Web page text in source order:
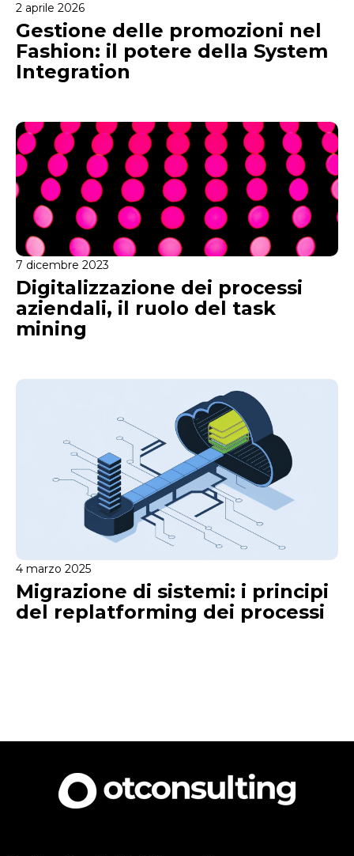
2 aprile 2026
Gestione delle promozioni nel
Fashion: il potere della System
Integration
7 dicembre 2023
Digitalizzazione dei processi
aziendali, il ruolo del task
mining
4 marzo 2025
Migrazione di sistemi: i principi
del replatforming dei processi